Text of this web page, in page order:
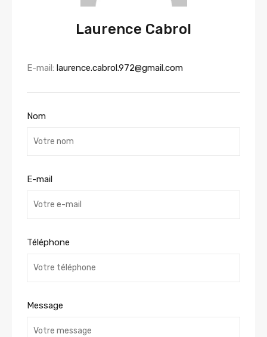
Laurence Cabrol
E-mail: laurence.cabrol.972@gmail.com
Nom
E-mail
Téléphone
Message